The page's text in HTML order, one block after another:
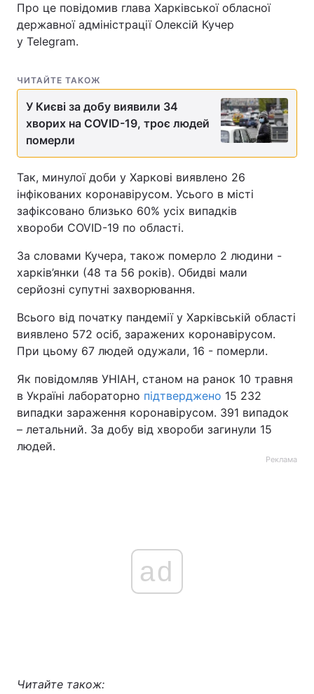
Про це повідомив глава Харківської обласної
державної адміністрації Олексій Кучер
у Telegram.
ЧИТАЙТЕ ТАКОЖ
У Києві за добу виявили 34
хворих на COVID-19, троє людей
померли
Так, минулої доби у Харкові виявлено 26
інфікованих коронавірусом. Усього в місті
зафіксовано близько 60% усіх випадків
хвороби COVID-19 по області.
За словами Кучера, також померло 2 людини -
харків’янки (48 та 56 років). Обидві мали
серйозні супутні захворювання.
Всього від початку пандемії у Харківській області
виявлено 572 осіб, заражених коронавірусом.
При цьому 67 людей одужали, 16 - померли.
Як повідомляв УНІАН, станом на ранок 10 травня
в Україні лабораторно підтверджено 15 232
випадки зараження коронавірусом. 391 випадок
– летальний. За добу від хвороби загинули 15
людей.
Реклама
ad
Читайте також: